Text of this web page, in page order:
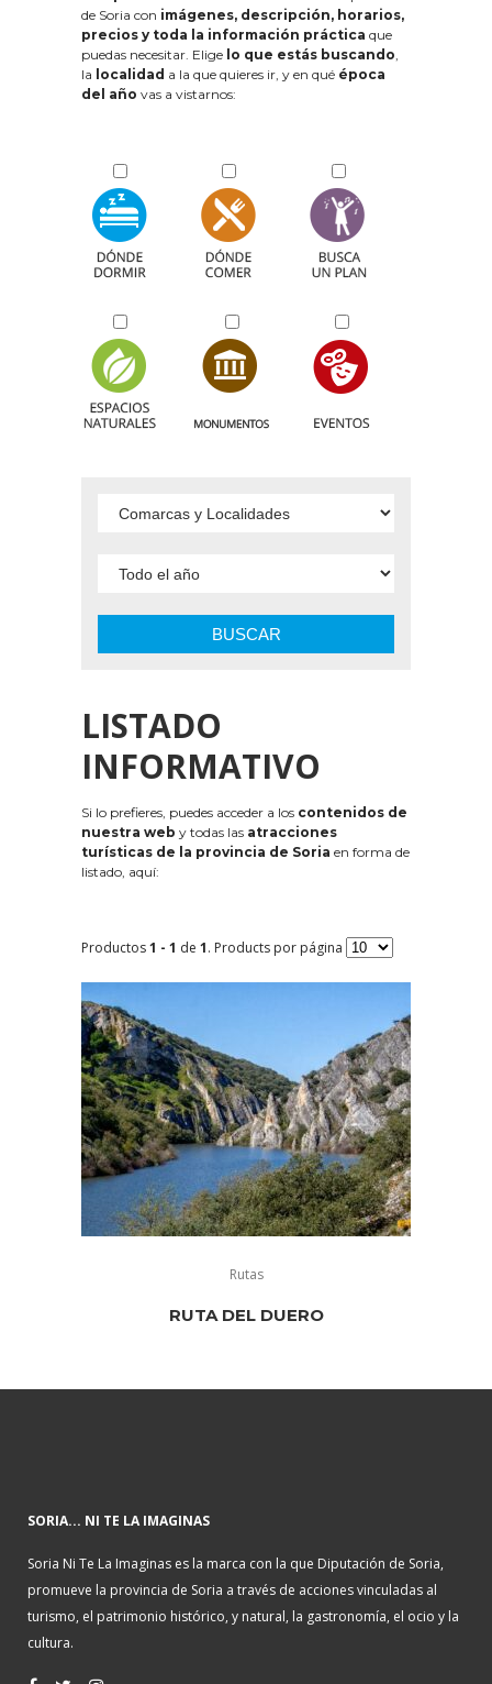
de Soria con imágenes, descripción, horarios,
precios y toda la información práctica que
puedas necesitar. Elige lo que estás buscando,
la localidad a la que quieres ir, y en qué época
del año vas a vistarnos:
BUSCAR
LISTADO
INFORMATIVO
Si lo prefieres, puedes acceder a los contenidos de
nuestra web y todas las atracciones
turísticas de la provincia de Soria en forma de
listado, aquí:
Productos1 - 1 de 1. Products por página
Rutas
RUTA DEL DUERO
SORIA... NI TE LA IMAGINAS
Soria Ni Te La Imaginas es la marca con la que Diputación de Soria,
promueve la provincia de Soria a través de acciones vinculadas al
turismo, el patrimonio histórico, y natural, la gastronomía, el ocio y la
cultura.